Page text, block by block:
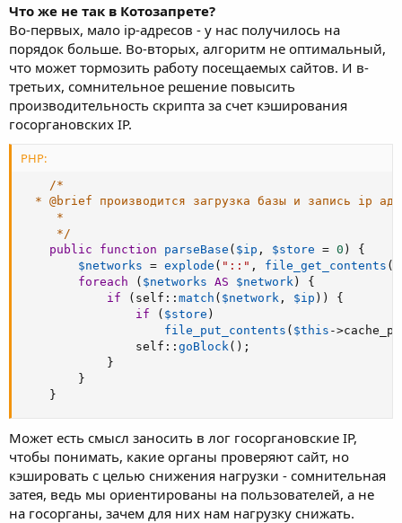
Что же не так в Котозапрете?
Во-первых, мало ip-адресов - у нас получилось на
порядок больше. Во-вторых, алгоритм не оптимальный,
что может тормозить работу посещаемых сайтов. И в-
третьих, сомнительное решение повысить
производительность скрипта за счет кэширования
госоргановских IP.
PHP:
/*
* @brief производится загрузка базы и запись ip
     *
     */
public
function parseBase ( $ip , $store = 0 )
{
$networks = explode ( "::" , file_get_contents (
foreach
( $networks AS $network )
{
if
( self : : match ( $network , $ip ) )
{
if
( $store )
file_put_contents ( $this ->
                self
: : goBlock ( ) ;
}
}
}
Может есть смысл заносить в лог госоргановские IP,
чтобы понимать, какие органы проверяют сайт, но
кэшировать с целью снижения нагрузки - сомнительная
затея, ведь мы ориентированы на пользователей, а не
на госорганы, зачем для них нам нагрузку снижать.